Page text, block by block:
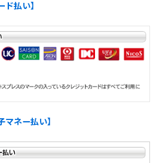
払い】
ネー払い】